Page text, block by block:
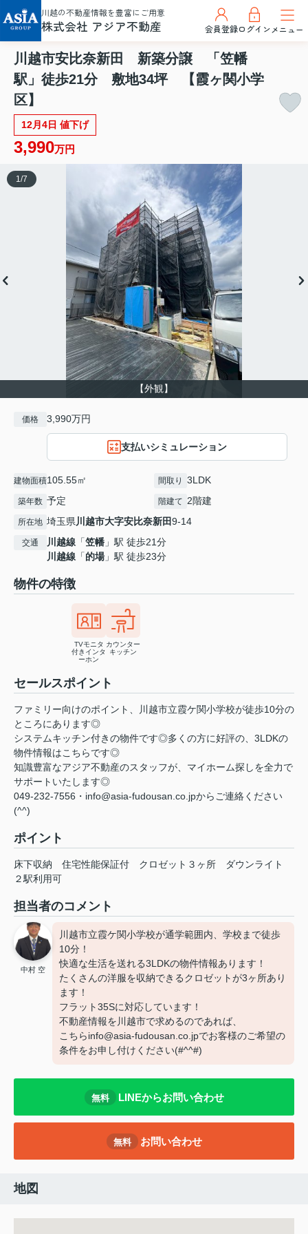
川越の不動産情報を豊富にご用意
株式会社 アジア不動産 会員登録ログインメニュー
川越市安比奈新田 新築分譲 「笠幡
駅」徒歩21分 敷地34坪 【霞ヶ関小学
区】
12月4日 値下げ
3,990万円
【外観】
1 /7
価格 3,990万円
支払いシミュレーション
建物面積105.55㎡ 間取り 3LDK
築年数 予定 階建て 2階建
所在地 埼玉県川越市大字安比奈新田9-14
交通 川越線 「笠幡 」駅 徒歩21分
川越線 「的場」駅 徒歩23分
物件の特徴
TVモニタ
付きインタ
ーホン
カウンター
キッチン
セールスポイント
ファミリー向けのポイント、川越市立霞ケ関小学校が徒歩10分の
ところにあります◎
システムキッチン付きの物件です◎多くの方に好評の、3LDKの
物件情報はこちらです◎
知識豊富なアジア不動産のスタッフが、マイホーム探しを全力で
サポートいたします◎
049-232-7556・info@asia-fudousan.co.jpからご連絡ください
(^^)
ポイント
床下収納 住宅性能保証付 クロゼット３ヶ所
ダウンライト
２駅利用可
担当者のコメント
中村 空
川越市立霞ケ関小学校が通学範囲内、学校まで徒歩
10分！
快適な生活を送れる3LDKの物件情報あります！
たくさんの洋服を収納できるクロゼットが3ヶ所あり
ます！
フラット35Sに対応しています！
不動産情報を川越市で求めるのであれば、
こちらinfo@asia-fudousan.co.jpでお客様のご希望の
条件をお申し付けください(#^^#)
無料 LINEからお問い合わせ
無料 お問い合わせ
地図